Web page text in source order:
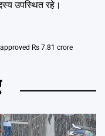
उपस्थित रहे।
Rs 7.81 crore